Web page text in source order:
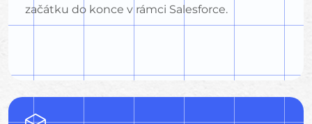
začátku do konce v rámci Salesforce.